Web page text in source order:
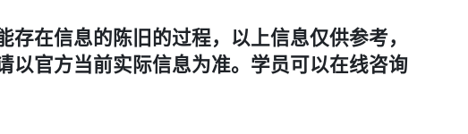
存在信息的陈旧的过程，以上信息仅供参考，
以官方当前实际信息为准。学员可以在线咨询